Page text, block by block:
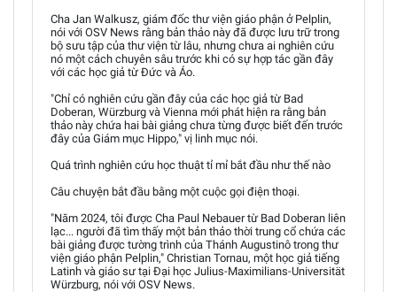
Cha Jan Walkusz, giám đốc thư viện giáo phận ở Pelplin,
nói với OSV News rằng bản thảo này đã được lưu trữ trong
bộ sưu tập của thư viện từ lâu, nhưng chưa ai nghiên cứu
nó một cách chuyên sâu trước khi có sự hợp tác gần đây
với các học giả từ Đức và Áo.
"Chỉ có nghiên cứu gần đây của các học giả từ Bad
Doberan, Würzburg và Vienna mới phát hiện ra rằng bản
thảo này chứa hai bài giảng chưa từng được biết đến trước
đây của Giám mục Hippo," vị linh mục nói.
Quá trình nghiên cứu học thuật tỉ mỉ bắt đầu như thế nào
Câu chuyện bắt đầu bằng một cuộc gọi điện thoại.
"Năm 2024, tôi được Cha Paul Nebauer từ Bad Doberan liên
lạc... người đã tìm thấy một bản thảo thời trung cổ chứa các
bài giảng được tường trình của Thánh Augustinô trong thư
viện giáo phận Pelplin," Christian Tornau, một học giả tiếng
Latinh và giáo sư tại Đại học Julius-Maximilians-Universität
Würzburg, nói với OSV News.